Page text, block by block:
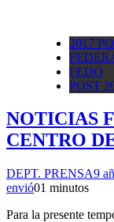
2017
FEDO
POST
NOTICIAS
CENTRO
DEPT. PRENSA9
envió01 minutos
Para la presente